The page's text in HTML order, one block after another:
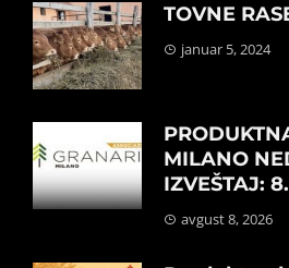
TOVNE
januar 5, 2024
MILANO
IZVEŠTAJ:
avgust 8, 2026